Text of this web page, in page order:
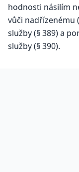
hodnosti násilím
vůči nadřízenému
služby (§ 389) a
služby (§ 390).